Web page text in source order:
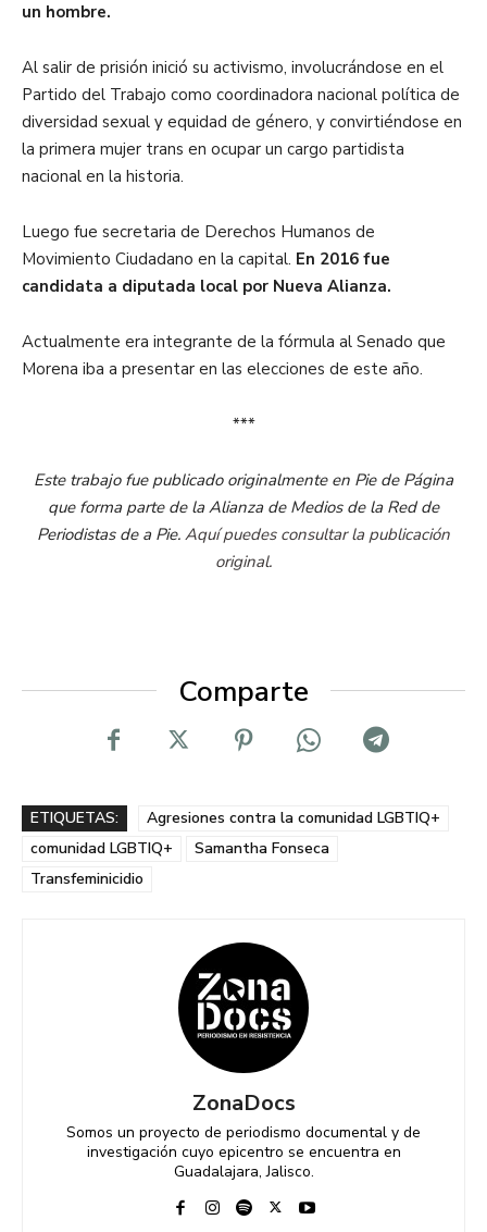
un hombre.
Al salir de prisión inició su activismo, involucrándose en el
Partido del Trabajo como coordinadora nacional política de
diversidad sexual y equidad de género, y convirtiéndose en
la primera mujer trans en ocupar un cargo partidista
nacional en la historia.
Luego fue secretaria de Derechos Humanos de
Movimiento Ciudadano en la capital. En 2016 fue
candidata a diputada local por Nueva Alianza.
Actualmente era integrante de la fórmula al Senado que
Morena iba a presentar en las elecciones de este año.
***
Este trabajo fue publicado originalmente en Pie de Página
que forma parte de la Alianza de Medios de la Red de
Periodistas de a Pie. Aquí puedes consultar la publicación
original.
Comparte
ETIQUETAS:
Agresiones contra la comunidad LGBTIQ+
comunidad LGBTIQ+
Samantha Fonseca
Transfeminicidio
ZonaDocs
Somos un proyecto de periodismo documental y de
investigación cuyo epicentro se encuentra en
Guadalajara, Jalisco.